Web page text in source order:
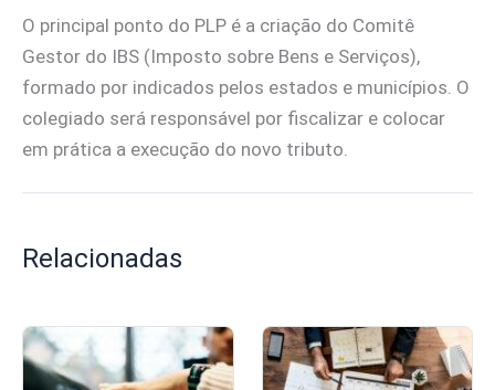
O principal ponto do PLP é a criação do Comitê
Gestor do IBS (Imposto sobre Bens e Serviços),
formado por indicados pelos estados e municípios. O
colegiado será responsável por fiscalizar e colocar
em prática a execução do novo tributo.
Relacionadas